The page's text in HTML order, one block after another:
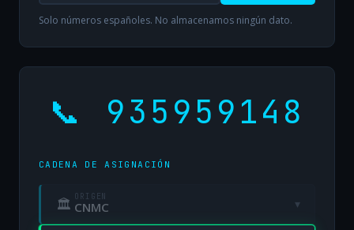
Solo números españoles. No almacenamos ningún dato.
📞 935959148
CADENA DE ASIGNACIÓN
🏛 ORIGEN
CNMC ▾